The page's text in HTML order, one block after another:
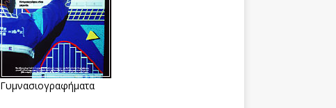
Γυμνασιογραφήματα